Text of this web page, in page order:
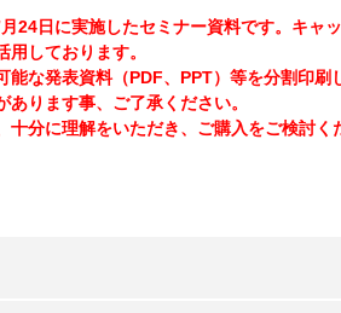
24日に実施したセミナー資料です。キャ
しております。
な発表資料（PDF、PPT）等を分割印刷
ります事、ご了承ください。
分に理解をいただき、ご購入をご検討く